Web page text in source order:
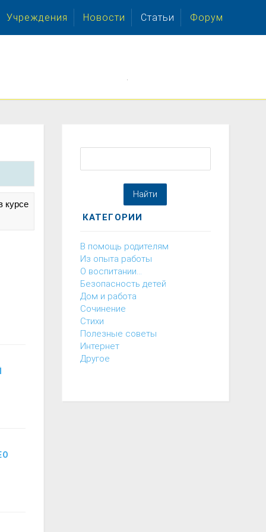
Учреждения Новости Статьи Форум
курсе
КАТЕГОРИИ
В помощь родителям
Из опыта работы
О воспитании...
Безопасность детей
Дом и работа
Cочинение
Cтихи
Полезные советы
Интернет
Другое
.